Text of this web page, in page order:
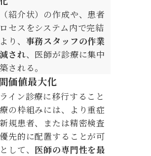
紹介状）の作成や、患者
セスをシステム内で完結
り、 事務スタッフの作業
され、医師が診療に集中
される。
価値最大化
イン診療に移行すること
の枠組みには、より重症
規患者、または精密検査
先的に配置することが可
して、 医師の専門性を最